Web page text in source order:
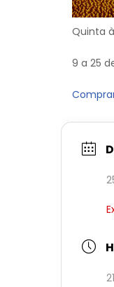
Quinta
9 a 25